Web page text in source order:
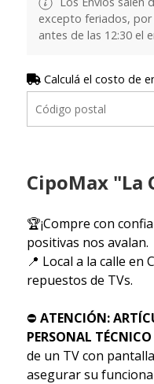
excepto feriados, por
antes de las 12:30 el
Calculá el costo de
CipoMax "La
🏆¡Compre con
positivas nos avalan.
📍 Local a la calle en
repuestos de TVs.
⛔ ATENCIÓN:
PERSONAL TÉCNICO
de un TV con
asegurar su